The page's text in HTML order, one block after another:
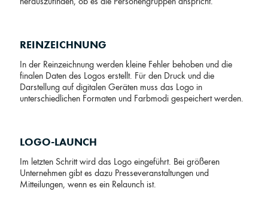
REINZEICHNUNG
In der Reinzeichnung werden kleine Fehler behoben und die
finalen Daten des Logos erstellt. Für den Druck und die
Darstellung auf digitalen Geräten muss das Logo in
unterschiedlichen Formaten und Farbmodi gespeichert werden.
LOGO-LAUNCH
Im letzten Schritt wird das Logo eingeführt. Bei größeren
Unternehmen gibt es dazu Presseveranstaltungen und
Mitteilungen, wenn es ein Relaunch ist.